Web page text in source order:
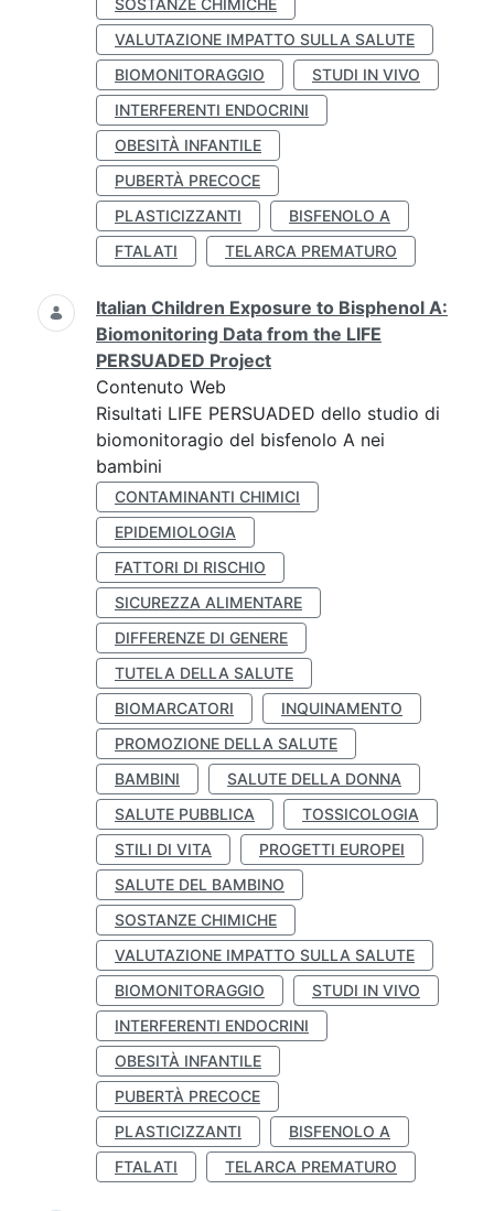
SOSTANZE CHIMICHE
VALUTAZIONE IMPATTO SULLA SALUTE
BIOMONITORAGGIO
STUDI IN VIVO
INTERFERENTI ENDOCRINI
OBESITÀ INFANTILE
PUBERTÀ PRECOCE
PLASTICIZZANTI
BISFENOLO A
FTALATI
TELARCA PREMATURO
Italian Children Exposure to Bisphenol A:
Biomonitoring Data from the LIFE
PERSUADED Project
Contenuto Web
Risultati LIFE PERSUADED dello studio di
biomonitoragio del bisfenolo A nei
bambini
CONTAMINANTI CHIMICI
EPIDEMIOLOGIA
FATTORI DI RISCHIO
SICUREZZA ALIMENTARE
DIFFERENZE DI GENERE
TUTELA DELLA SALUTE
BIOMARCATORI
INQUINAMENTO
PROMOZIONE DELLA SALUTE
BAMBINI
SALUTE DELLA DONNA
SALUTE PUBBLICA
TOSSICOLOGIA
STILI DI VITA
PROGETTI EUROPEI
SALUTE DEL BAMBINO
SOSTANZE CHIMICHE
VALUTAZIONE IMPATTO SULLA SALUTE
BIOMONITORAGGIO
STUDI IN VIVO
INTERFERENTI ENDOCRINI
OBESITÀ INFANTILE
PUBERTÀ PRECOCE
PLASTICIZZANTI
BISFENOLO A
FTALATI
TELARCA PREMATURO